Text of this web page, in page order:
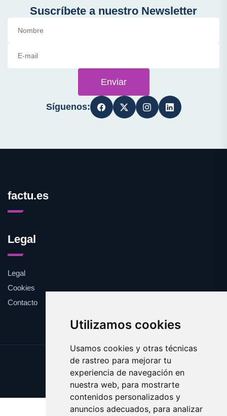
Utilizamos cookies
Usamos cookies y otras técnicas
de rastreo para mejorar tu
experiencia de navegación en
nuestra web, para mostrarte
contenidos personalizados y
anuncios adecuados, para analizar
Suscríbete a nuestro Newsletter
Enviar
Síguenos:
factu.es
Legal
Legal
Cookies
Contacto
Update cookies preferences
Copyright © 2025 factu.es